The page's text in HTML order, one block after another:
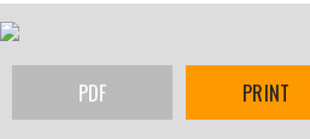
PDF PRINT